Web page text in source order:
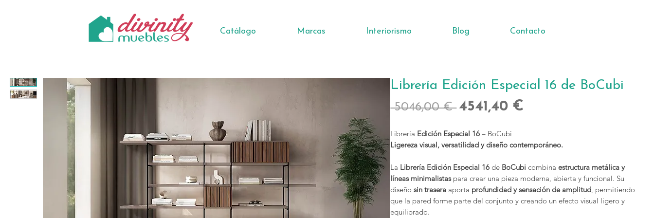
Catálogo Marcas Interiorismo Blog Contacto
Librería Edición Especial 16 de BoCubi
5046,00 € Precio
4541,40 €
oferta
Librería Edición Especial 16 – BoCubi
Ligereza visual, versatilidad y diseño contemporáneo.
La Librería Edición Especial 16 de BoCubi combinaestructura metálica y
líneas minimalistaspara crear una pieza moderna, abierta y funcional. Su
diseñosin trasera aporta profundidad y sensación de amplitud, permitiendo
que la pared forme parte del conjunto y creando un efecto visual ligero y
equilibrado.